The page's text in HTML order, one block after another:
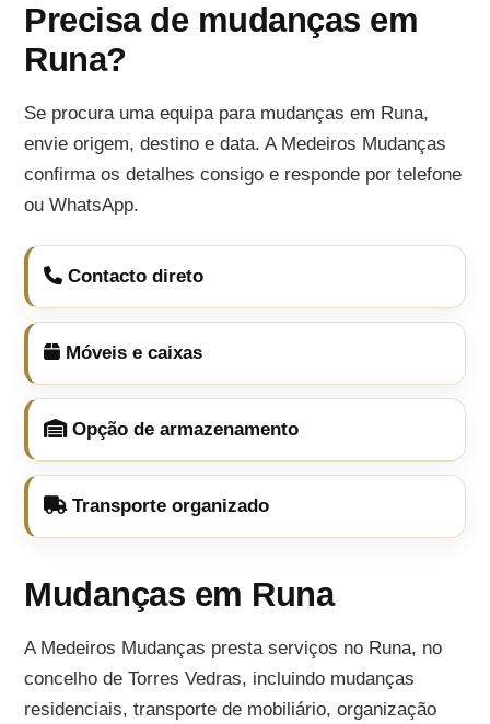
Precisa de mudanças em
Runa?
Se procura uma equipa para mudanças em Runa,
envie origem, destino e data. A Medeiros Mudanças
confirma os detalhes consigo e responde por telefone
ou WhatsApp.
Contacto direto
Móveis e caixas
Opção de armazenamento
Transporte organizado
Mudanças em Runa
A Medeiros Mudanças presta serviços no Runa, no
concelho de Torres Vedras, incluindo mudanças
residenciais, transporte de mobiliário, organização